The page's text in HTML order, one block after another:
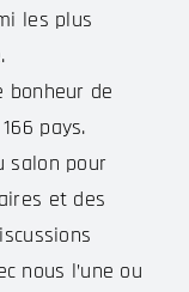
les plus
bonheur de
pays.
salon pour
et des
nous l’une ou